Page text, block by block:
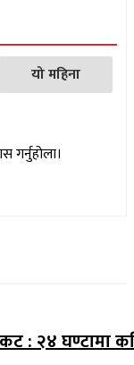
यो महिना
गर्नुहोला।
: २४ घण्टामा